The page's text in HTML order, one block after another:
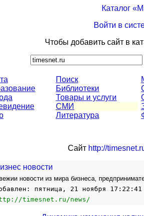
Каталог
Войти в
Чтобы добавить сайт в
Поиск
Библиотеки
Товары и услуги
СМИ
Литература
Сайт http://
новости
новости из мира бизнеса,
пятница, 21 ноября 17:22:41
timesnet.ru/news/